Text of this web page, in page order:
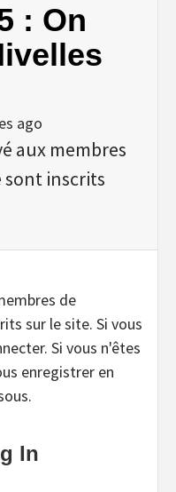
: On
ago
aux membres
sont inscrits
de
sur le site. Si vous
Si vous n'êtes
enregistrer en
In